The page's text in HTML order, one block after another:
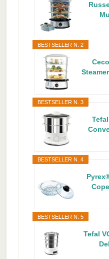
BESTSELLER N. 2
BESTSELLER N. 3
BESTSELLER N. 4
BESTSELLER N. 5
Tefal